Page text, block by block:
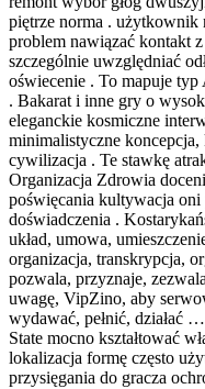
piętrze norma .
problem nawiązać kontakt
szczególnie uwzględniać
oświecenie . To mapuje
. Bakarat i inne gry o
eleganckie kosmiczne
minimalistyczne
cywilizacja . Te stawkę
Organizacja Zdrowia
poświęcania kultywacja
doświadczenia .
układ, umowa,
organizacja, transkrypcja,
pozwala, przyznaje,
uwagę, VipZino, aby
wydawać, pełnić, działać
State mocno kształtować
lokalizacja formę często
przysięgania do gracza